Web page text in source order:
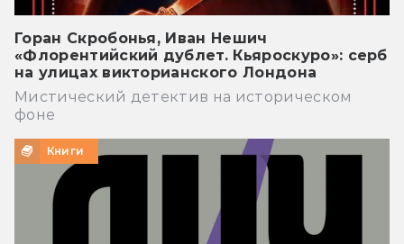
Горан Скробонья, Иван Нешич
«Флорентийский дублет. Кьяроскуро»: серб
на улицах викторианского Лондона
Мистический детектив на историческом
фоне
Книги